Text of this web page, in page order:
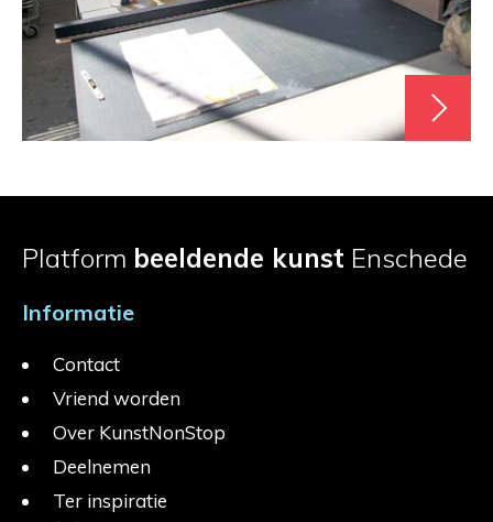
Platform beeldende kunst Enschede
Informatie
Contact
Vriend worden
Over KunstNonStop
Deelnemen
Ter inspiratie